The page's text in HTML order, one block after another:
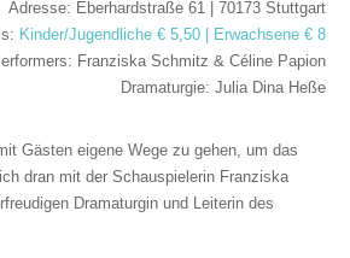
Adresse: Eberhardstraße 61 | 70173 Stuttgart
Kinder/Jugendliche € 5,50 | Erwachsene € 8
Franziska Schmitz & Céline Papion
Dramaturgie: Julia Dina Heße
Gästen eigene Wege zu gehen, um das
dran mit der Schauspielerin Franziska
Dramaturgin und Leiterin des